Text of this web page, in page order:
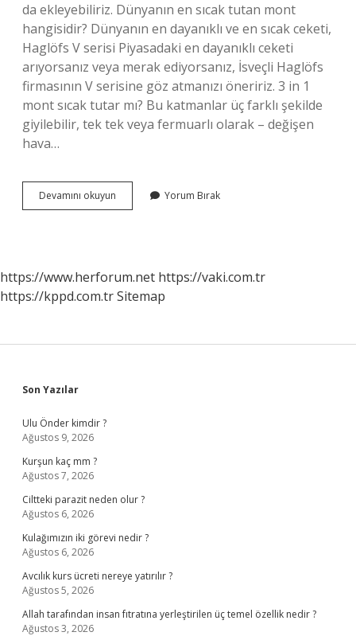
da ekleyebiliriz. Dünyanın en sıcak tutan mont
hangisidir? Dünyanın en dayanıklı ve en sıcak ceketi,
Haglöfs V serisi Piyasadaki en dayanıklı ceketi
arıyorsanız veya merak ediyorsanız, İsveçli Haglöfs
firmasının V serisine göz atmanızı öneririz. 3 in 1
mont sıcak tutar mı? Bu katmanlar üç farklı şekilde
giyilebilir, tek tek veya fermuarlı olarak – değişen
hava…
Devamını okuyun
Sıcak
Yorum Bırak
https://www.herforum.net https://vaki.com.tr
https://kppd.com.trSitemap
Sidebar
Son Yazılar
Ulu Önder kimdir ?
Ağustos 9, 2026
Kurşun kaç mm ?
Ağustos 7, 2026
Ciltteki parazit neden olur ?
Ağustos 6, 2026
Kulağımızın iki görevi nedir ?
Ağustos 6, 2026
Avcılık kurs ücreti nereye yatırılır ?
Ağustos 5, 2026
Allah tarafından insan fıtratına yerleştirilen üç temel özellik nedir ?
Ağustos 3, 2026